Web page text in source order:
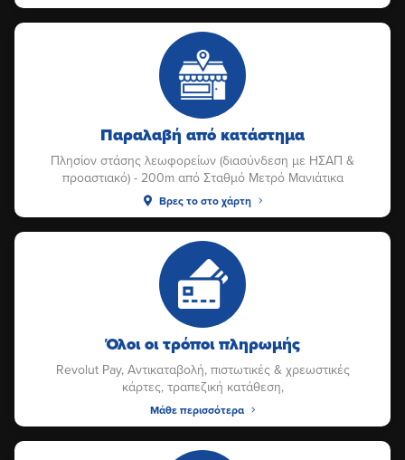
Παραλαβή από κατάστημα
Πλησίον στάσης λεωφορείων (διασύνδεση με ΗΣΑΠ &
προαστιακό) - 200m από Σταθμό Μετρό Μανιάτικα
Βρες το στο χάρτη
Όλοι οι τρόποι πληρωμής
Revolut Pay, Αντικαταβολή, πιστωτικές & χρεωστικές
κάρτες, τραπεζική κατάθεση,
Μάθε περισσότερα